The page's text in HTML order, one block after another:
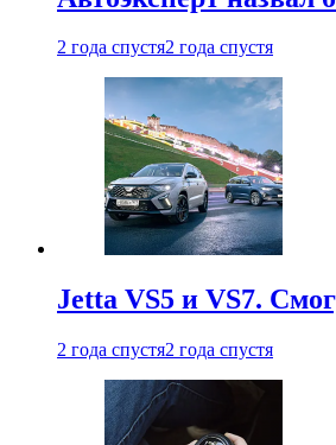
2 года спустя2 года спустя
Jetta VS5 и VS7.
2 года спустя2 года спустя